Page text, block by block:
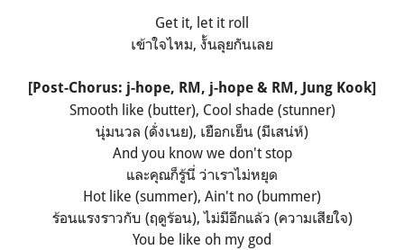
Get it, let it roll
เข้าใจไหม, งั้นลุยกันเลย
[Post-Chorus: j-hope, RM, j-hope & RM, Jung Kook]
Smooth like (butter), Cool shade (stunner)
นุ่มนวล (ดั่งเนย), เยือกเย็น (มีเสน่ห์)
And you know we don't stop
และคุณก็รู้นี่ ว่าเราไม่หยุด
Hot like (summer), Ain't no (bummer)
ร้อนแรงราวกับ (ฤดูร้อน), ไม่มีอีกแล้ว (ความเสียใจ)
You be like oh my god